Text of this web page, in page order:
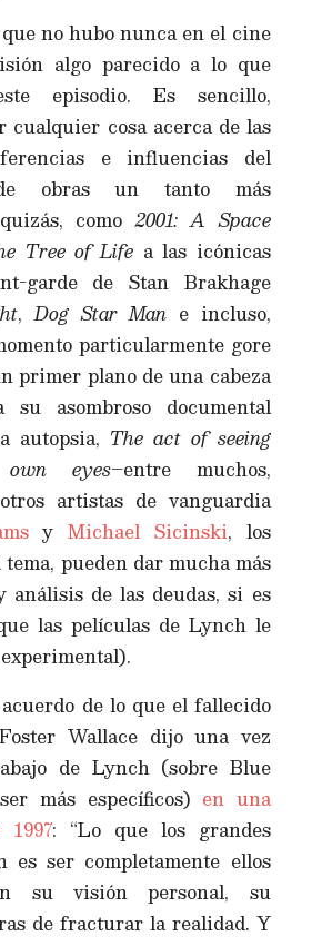
no hubo nunca en el cine
algo parecido a lo que
episodio. Es sencillo,
cualquier cosa acerca de las
e influencias del
obras un tanto más
como2001: A Space
Tree of Life a las icónicas
garde de Stan Brakhage
,Dog Star Man e incluso,
particularmente gore
primer plano de una cabeza
su asombroso documental
autopsia, The act of seeing
eyes–entre muchos,
artistas de vanguardia
y Michael Sicinski, los
tema, pueden dar mucha más
de las deudas, si es
las películas de Lynch le
de lo que el fallecido
Wallace dijo una vez
de Lynch (sobre Blue
más específicos) en una
: “Lo que los grandes
es ser completamente ellos
su visión personal, su
de fracturar la realidad. Y